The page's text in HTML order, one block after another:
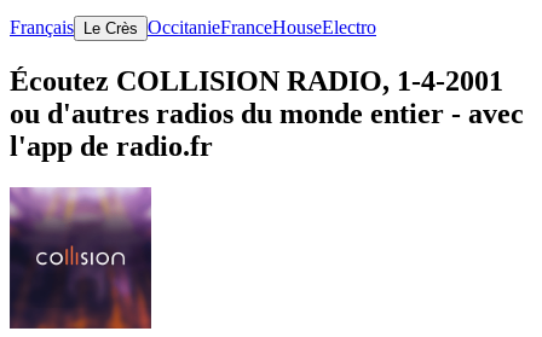
Français Le Crès OccitanieFranceHouseElectro
Écoutez COLLISION RADIO, 1-4-2001
ou d'autres radios du monde entier - avec
l'app de radio.fr